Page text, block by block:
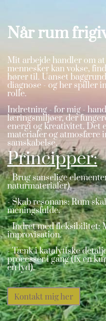
Når rum
Mit arbejde handler om
mennesker kan vokse,
hører til. Uanset
diagnose - og her spiller
rolle.
Indretning - for mig -
læringsmiljøer, der
energi og kreativitet. Det
materialer og atmosfære
samskabelse.
Principper:
- Brug sanselige
naturmaterialer).
- Skab resonans: Rum
meningsfulde.
- Indret med fleksibilitet:
improvisation.
- Tænk i katalytiske
processer i gang (fx en
en lyd).
Kontakt mig her